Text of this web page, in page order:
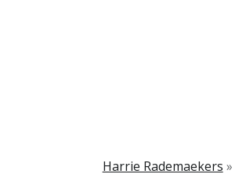
Harrie Rademaekers »